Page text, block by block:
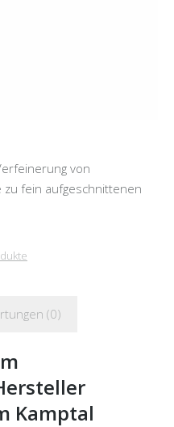
von
zu fein aufgeschnittenen
(0)
Kamptal